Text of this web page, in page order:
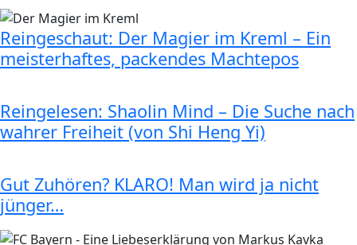
Reingeschaut: Der Magier im Kreml – Ein
meisterhaftes, packendes Machtepos
Reingelesen: Shaolin Mind – Die Suche nach
wahrer Freiheit (von Shi Heng Yi)
Gut Zuhören? KLARO! Man wird ja nicht
jünger…